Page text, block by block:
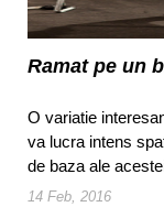
Ramat pe un
O variatie
va lucra intens
de baza ale
14 Feb, 2016